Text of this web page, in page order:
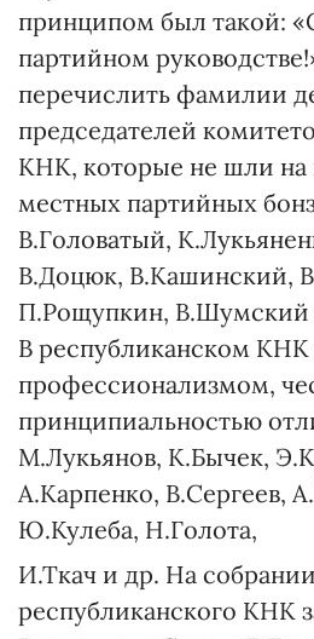
принципом был такой:
партийном
перечислить фамилии
председателей
КНК, которые не шли на
местных партийных
В.Головатый,
В.Доцюк, В.Кашинский,
П.Рощупкин, В.Шумский
В республиканском
профессионализмом,
принципиальностью
М.Лукьянов, К.Бычек,
А.Карпенко, В.Сергеев,
Ю.Кулеба, Н.Голота,
И.Ткач и др. На
республиканского КНК